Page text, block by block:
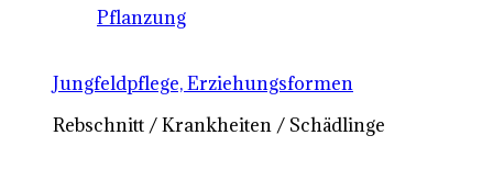
Pflanzung
Jungfeldpflege, Erziehungsformen
Rebschnitt / Krankheiten / Schädlinge